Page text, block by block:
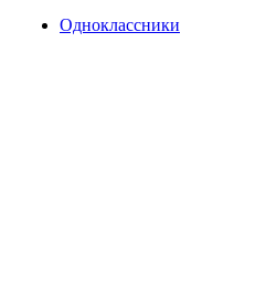
Одноклассники